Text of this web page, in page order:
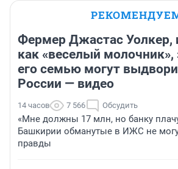
Фермер Джастас Уолкер,
как «веселый молочник»,
его семью могут
России — видео
14 часов 7 566 Обсудить
«Мне должны 17 млн, но банку
Башкирии обманутые в ИЖС не
правды